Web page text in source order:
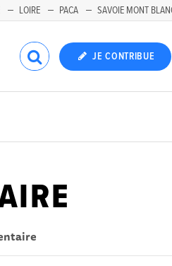
LOIRE PACA SAVOIE MONT
JE CONTRIBUE